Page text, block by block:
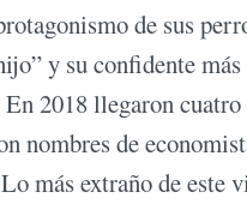
de sus
y su confidente
2018 llegaron
nombres de
más extraño de